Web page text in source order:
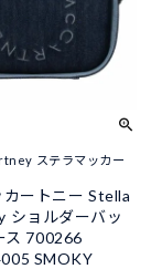
ステラマッカー
カートニー Stella
ショルダーバッ
ス 700266
SMOKY